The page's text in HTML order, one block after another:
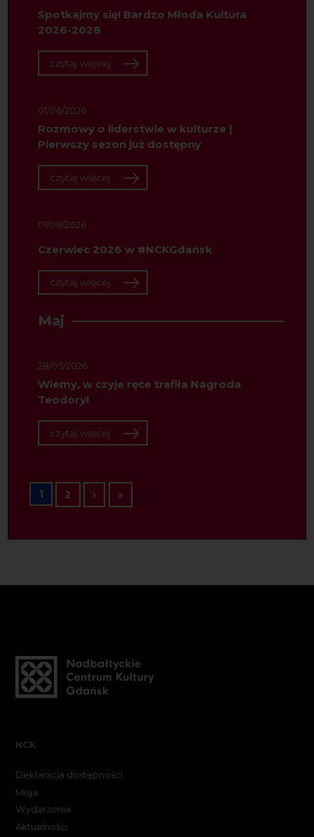
Spotkajmy się! Bardzo Młoda Kultura
2026-2028
czytaj więcej
01/06/2026
Rozmowy o liderstwie w kulturze |
Pierwszy sezon już dostępny
czytaj więcej
01/06/2026
Czerwiec 2026 w #NCKGdańsk
czytaj więcej
Maj
28/05/2026
Wiemy, w czyje ręce trafiła Nagroda
Teodory!
czytaj więcej
Stronicowanie
1 2 › Następna strona
»Ostatnia strona
NCK
Deklaracja dostępności
Misja
Wydarzenia
Aktualności